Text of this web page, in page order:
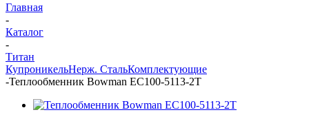
Главная
-
Каталог
-
Титан
КупроникельНерж. СтальКомплектующие
-Теплообменник Bowman EC100-5113-2T